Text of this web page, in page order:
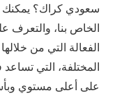
سعودي كراك؟ يمكنك
الخاص بنا، والتعرف
الفعالة التي من
المختلفة، التي تساعد
على أعلى مستوي